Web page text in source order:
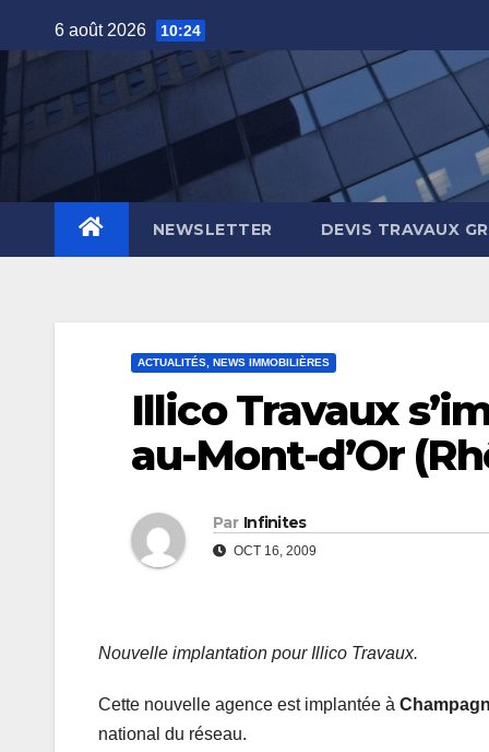
to
6 août 2026 10:24
NEWSLETTER DEVIS TRAVAUX
ACTUALITÉS, NEWS IMMOBILIÈRES
Illico Travaux
au-Mont-d’Or
Par Infinites
OCT 16, 2009
Nouvelle implantation pour Illico Travaux.
Cette nouvelle agence est implantée à
national du réseau.